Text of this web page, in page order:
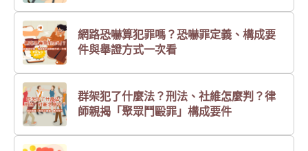
網路恐嚇算犯罪嗎？恐嚇罪定義、構成要
件與舉證方式一次看
群架犯了什麼法？刑法、社維怎麼判？律
師親揭「聚眾鬥毆罪」構成要件